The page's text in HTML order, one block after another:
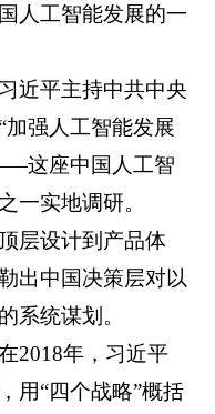
人工智能发展的一
近平主持中共中央
强人工智能发展
这座中国人工智
一实地调研。
层设计到产品体
出中国决策层对以
系统谋划。
2018年，习近平
用“四个战略”概括